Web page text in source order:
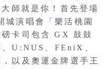
師就是你！首先登場
演唱會「樂活桃園
磅卡司包含 GX 鼓鼓
U:NUS、FEniX、
以及奧運金牌選手王